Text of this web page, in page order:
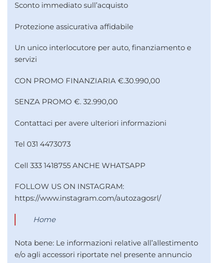
Sconto immediato sull’acquisto
Protezione assicurativa affidabile
Un unico interlocutore per auto, finanziamento e
servizi
CON PROMO FINANZIARIA €.30.990,00
SENZA PROMO €. 32.990,00
Contattaci per avere ulteriori informazioni
Tel 031 4473073
Cell 333 1418755 ANCHE WHATSAPP
FOLLOW US ON INSTAGRAM:
https://www.instagram.com/autozagosrl/
Home
Nota bene: Le informazioni relative all’allestimento
e/o agli accessori riportate nel presente annuncio